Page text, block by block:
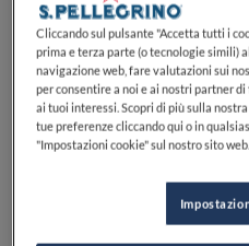
0 0
L.go Luigi Trafelli, 500048Nettuno
Cliccando sul pulsante "Accetta tutti i
prima e terza parte (o tecnologie simili)
navigazione web, fare valutazioni sui
per consentire a noi e ai nostri partner
ai tuoi interessi. Scopri di più sulla
tue preferenze cliccando qui o in
"Impostazioni cookie" sul nostro sito web.